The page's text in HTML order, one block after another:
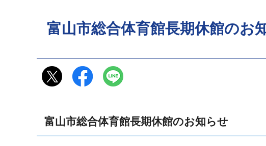
富山市総合体育館長期休館のお
富山市総合体育館長期休館のお知らせ